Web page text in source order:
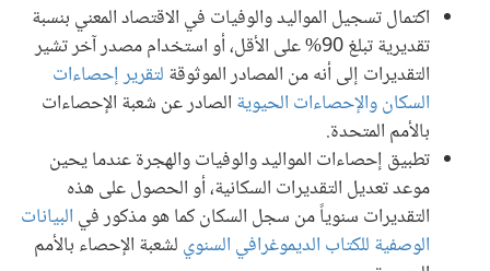
اكتمال تسجيل المواليد والوفيات في الاقتصاد المعني بنسبة
تقديرية تبلغ 90% على الأقل، أو استخدام مصدر آخر تشير
التقديرات إلى أنه من المصادر الموثوقة لتقرير إحصاءات
السكان والإحصاءات الحيوية الصادر عن شعبة الإحصاءات
بالأمم المتحدة.
تطبيق إحصاءات المواليد والوفيات والهجرة عندما يحين
موعد تعديل التقديرات السكانية، أو الحصول على هذه
التقديرات سنوياً من سجل السكان كما هو مذكور في البيانات
الوصفية للكتاب الديموغرافي السنوي لشعبة الإحصاء بالأمم